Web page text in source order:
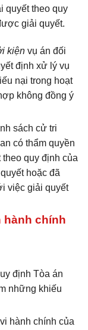
quyết theo quy
giải quyết.
kiện vụ án đối
định xử lý vụ
nại trong hoạt
không đồng ý
sách cử tri
có thẩm quyền
quy định của
hoặc đã
việc giải quyết
hành chính
định Tòa án
những khiếu
hành chính của